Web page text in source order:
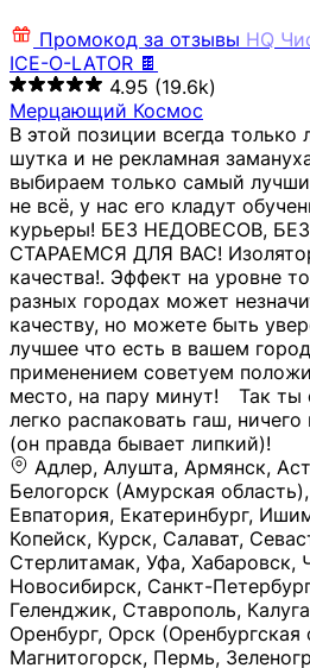
Промокод за отзывы HQ
ICE-O-LATOR 🍫
4.95 (19.6k)
Мерцающий Космос
В этой позиции всегда
шутка и не рекламная
выбираем только самый
не всё, у нас его кладут
курьеры! БЕЗ НЕДОВЕСОВ,
СТАРАЕМСЯ ДЛЯ ВАС!
качества!. Эффект на уровне
разных городах может
качеству, но можете быть
лучшее что есть в вашем
применением советуем
место, на пару минут!⠀ Так
легко распаковать гаш,
(он правда бывает липкий)!
Адлер, Алушта, Армянск,
Белогорск (Амурская
Евпатория, Екатеринбург,
Копейск, Курск, Салават,
Стерлитамак, Уфа, Хабаровск,
Новосибирск, Санкт-
Геленджик, Ставрополь,
Оренбург, Орск (Оренбургская
Магнитогорск, Пермь,